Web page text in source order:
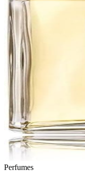
Perfumes